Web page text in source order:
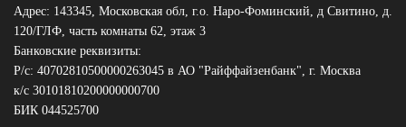
Адрес: 143345, Московская обл, г.о. Наро-Фоминский, д Свитино, д.
120/ГЛФ, часть комнаты 62, этаж 3
Банковские реквизиты:
Р/с: 40702810500000263045 в АО "Райффайзенбанк", г. Москва
к/с 30101810200000000700
БИК 044525700